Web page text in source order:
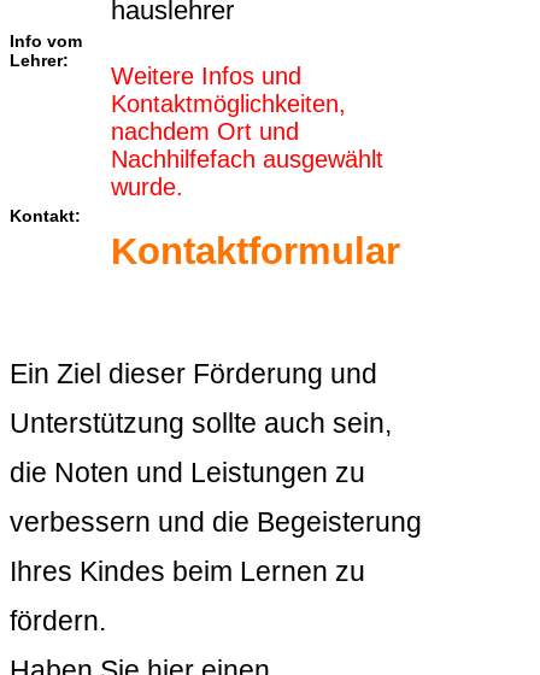
hauslehrer
Info vom
Lehrer:
Weitere Infos und
Kontaktmöglichkeiten,
nachdem Ort und
Nachhilfefach ausgewählt
wurde.
Kontakt:
Kontaktformular
Ein Ziel dieser Förderung und
Unterstützung sollte auch sein,
die Noten und Leistungen zu
verbessern und die Begeisterung
Ihres Kindes beim Lernen zu
fördern.